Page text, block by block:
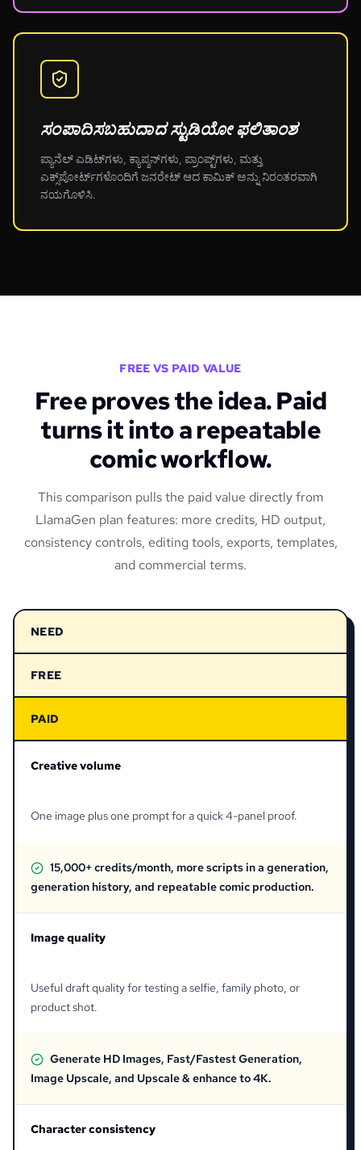
ಸಂಪಾದಿಸಬಹುದಾದ ಸ್ಟುಡಿಯೋ ಫಲಿತಾಂಶ
ಪ್ಯಾನೆಲ್ ಎಡಿಟ್‌ಗಳು, ಕ್ಯಾಪ್ಶನ್‌ಗಳು, ಪ್ರಾಂಪ್ಟ್‌ಗಳು, ಮತ್ತು
ಎಕ್ಸ್‌ಪೋರ್ಟ್‌ಗಳೊಂದಿಗೆ ಜನರೇಟ್ ಆದ ಕಾಮಿಕ್ ಅನ್ನು ನಿರಂತರವಾಗಿ
ನಯಗೊಳಿಸಿ.
FREE VS PAID VALUE
Free proves the idea. Paid
turns it into a repeatable
comic workflow.
This comparison pulls the paid value directly from
LlamaGen plan features: more credits, HD output,
consistency controls, editing tools, exports, templates,
and commercial terms.
NEED
FREE
PAID
Creative volume
One image plus one prompt for a quick 4-panel proof.
15,000+ credits/month, more scripts in a generation,
generation history, and repeatable comic production.
Image quality
Useful draft quality for testing a selfie, family photo, or
product shot.
Generate HD Images, Fast/Fastest Generation,
Image Upscale, and Upscale & enhance to 4K.
Character consistency